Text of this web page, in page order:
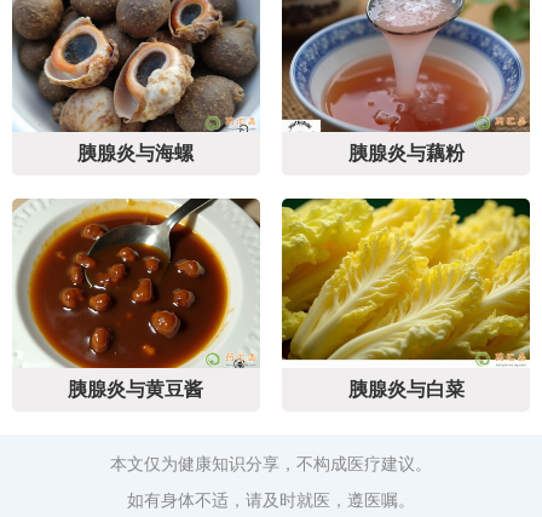
胰腺炎与海螺 胰腺炎与藕粉
胰腺炎与黄豆酱 胰腺炎与白菜
本文仅为健康知识分享，不构成医疗建议。
如有身体不适，请及时就医，遵医嘱。